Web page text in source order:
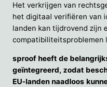
Het verkrijgen van
het digitaal verifiëren van
landen kan tijdrovend zijn
compatibiliteitsproblemen
sproof heeft de
geïntegreerd, zodat
EU-landen naadloos